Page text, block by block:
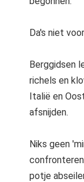
Da's niet
Berggidsen
richels en
Italië en
afsnijden.
Niks geen
potje